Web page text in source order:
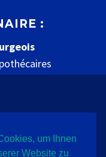
:
Kontakt
um Ihnen
Website zu